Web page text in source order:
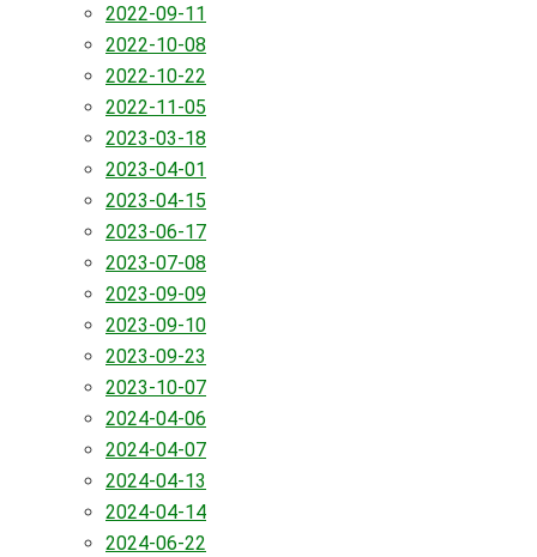
2022-09-11
2022-10-08
2022-10-22
2022-11-05
2023-03-18
2023-04-01
2023-04-15
2023-06-17
2023-07-08
2023-09-09
2023-09-10
2023-09-23
2023-10-07
2024-04-06
2024-04-07
2024-04-13
2024-04-14
2024-06-22